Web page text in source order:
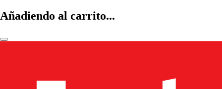
Añadiendo al carrito...